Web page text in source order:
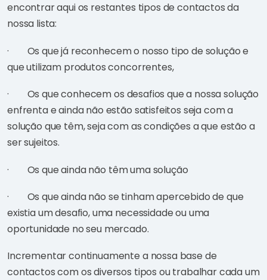
encontrar aqui os restantes tipos de contactos da
nossa lista:
· Os que já reconhecem o nosso tipo de solução e
que utilizam produtos concorrentes,
· Os que conhecem os desafios que a nossa solução
enfrenta e ainda não estão satisfeitos seja com a
solução que têm, seja com as condições a que estão a
ser sujeitos.
· Os que ainda não têm uma solução
· Os que ainda não se tinham apercebido de que
existia um desafio, uma necessidade ou uma
oportunidade no seu mercado.
Incrementar continuamente a nossa base de
contactos com os diversos tipos ou trabalhar cada um